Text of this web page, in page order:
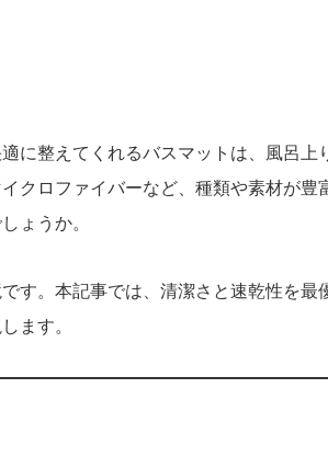
に整えてくれるバスマットは、風呂上
クロファイバーなど、種類や素材が豊
ょうか。
す。本記事では、清潔さと速乾性を最
ます。